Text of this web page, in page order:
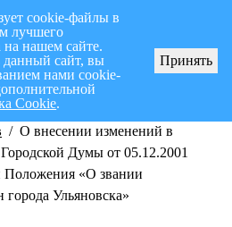
I полугодие 2026 г.
/ О внесении изменений в
Думы от 05.12.2001
«О звании
Ульяновска»
cookie-файлы в
лучшего
на нашем сайте.
данный сайт, вы
нами cookie-
Cookie.
Принять